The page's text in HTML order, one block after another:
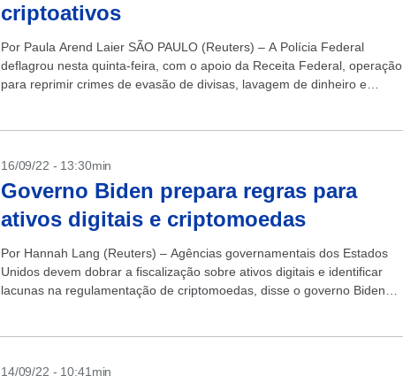
criptoativos
Por Paula Arend Laier SÃO PAULO (Reuters) – A Polícia Federal
deflagrou nesta quinta-feira, com o apoio da Receita Federal, operação
para reprimir crimes de evasão de divisas, lavagem de dinheiro e
16/09/22 - 13:30min
Governo Biden prepara regras para
ativos digitais e criptomoedas
Por Hannah Lang (Reuters) – Agências governamentais dos Estados
Unidos devem dobrar a fiscalização sobre ativos digitais e identificar
lacunas na regulamentação de criptomoedas, disse o governo Biden
14/09/22 - 10:41min